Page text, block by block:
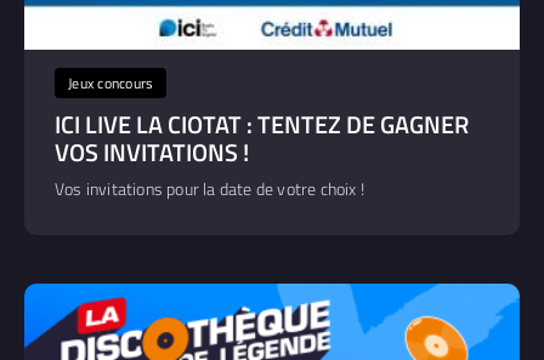
Jeux concours
ICI LIVE LA CIOTAT : TENTEZ DE GAGNER
VOS INVITATIONS !
Vos invitations pour la date de votre choix !